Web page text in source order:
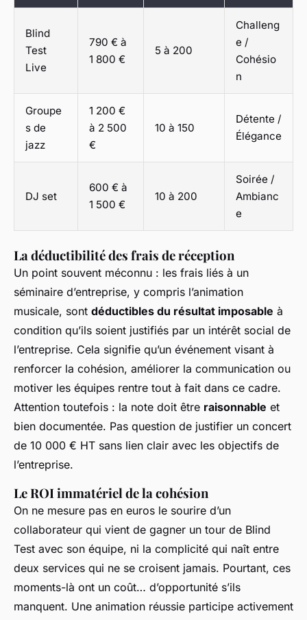
Blind
Test
Live
790 € à
1 800 €
5 à 200
Challeng
e /
Cohésio
n
Groupe
s de
jazz
1 200 €
à 2 500
€
10 à 150
Détente /
Élégance
DJ set
600 € à
1 500 €
10 à 200
Soirée /
Ambianc
e
La déductibilité des frais de réception
Un point souvent méconnu : les frais liés à un
séminaire d’entreprise, y compris l’animation
musicale, sont déductibles du résultat imposable à
condition qu’ils soient justifiés par un intérêt social de
l’entreprise. Cela signifie qu’un événement visant à
renforcer la cohésion, améliorer la communication ou
motiver les équipes rentre tout à fait dans ce cadre.
Attention toutefois : la note doit être raisonnable et
bien documentée. Pas question de justifier un concert
de 10 000 € HT sans lien clair avec les objectifs de
l’entreprise.
Le ROI immatériel de la cohésion
On ne mesure pas en euros le sourire d’un
collaborateur qui vient de gagner un tour de Blind
Test avec son équipe, ni la complicité qui naît entre
deux services qui ne se croisent jamais. Pourtant, ces
moments-là ont un coût… d’opportunité s’ils
manquent. Une animation réussie participe activement